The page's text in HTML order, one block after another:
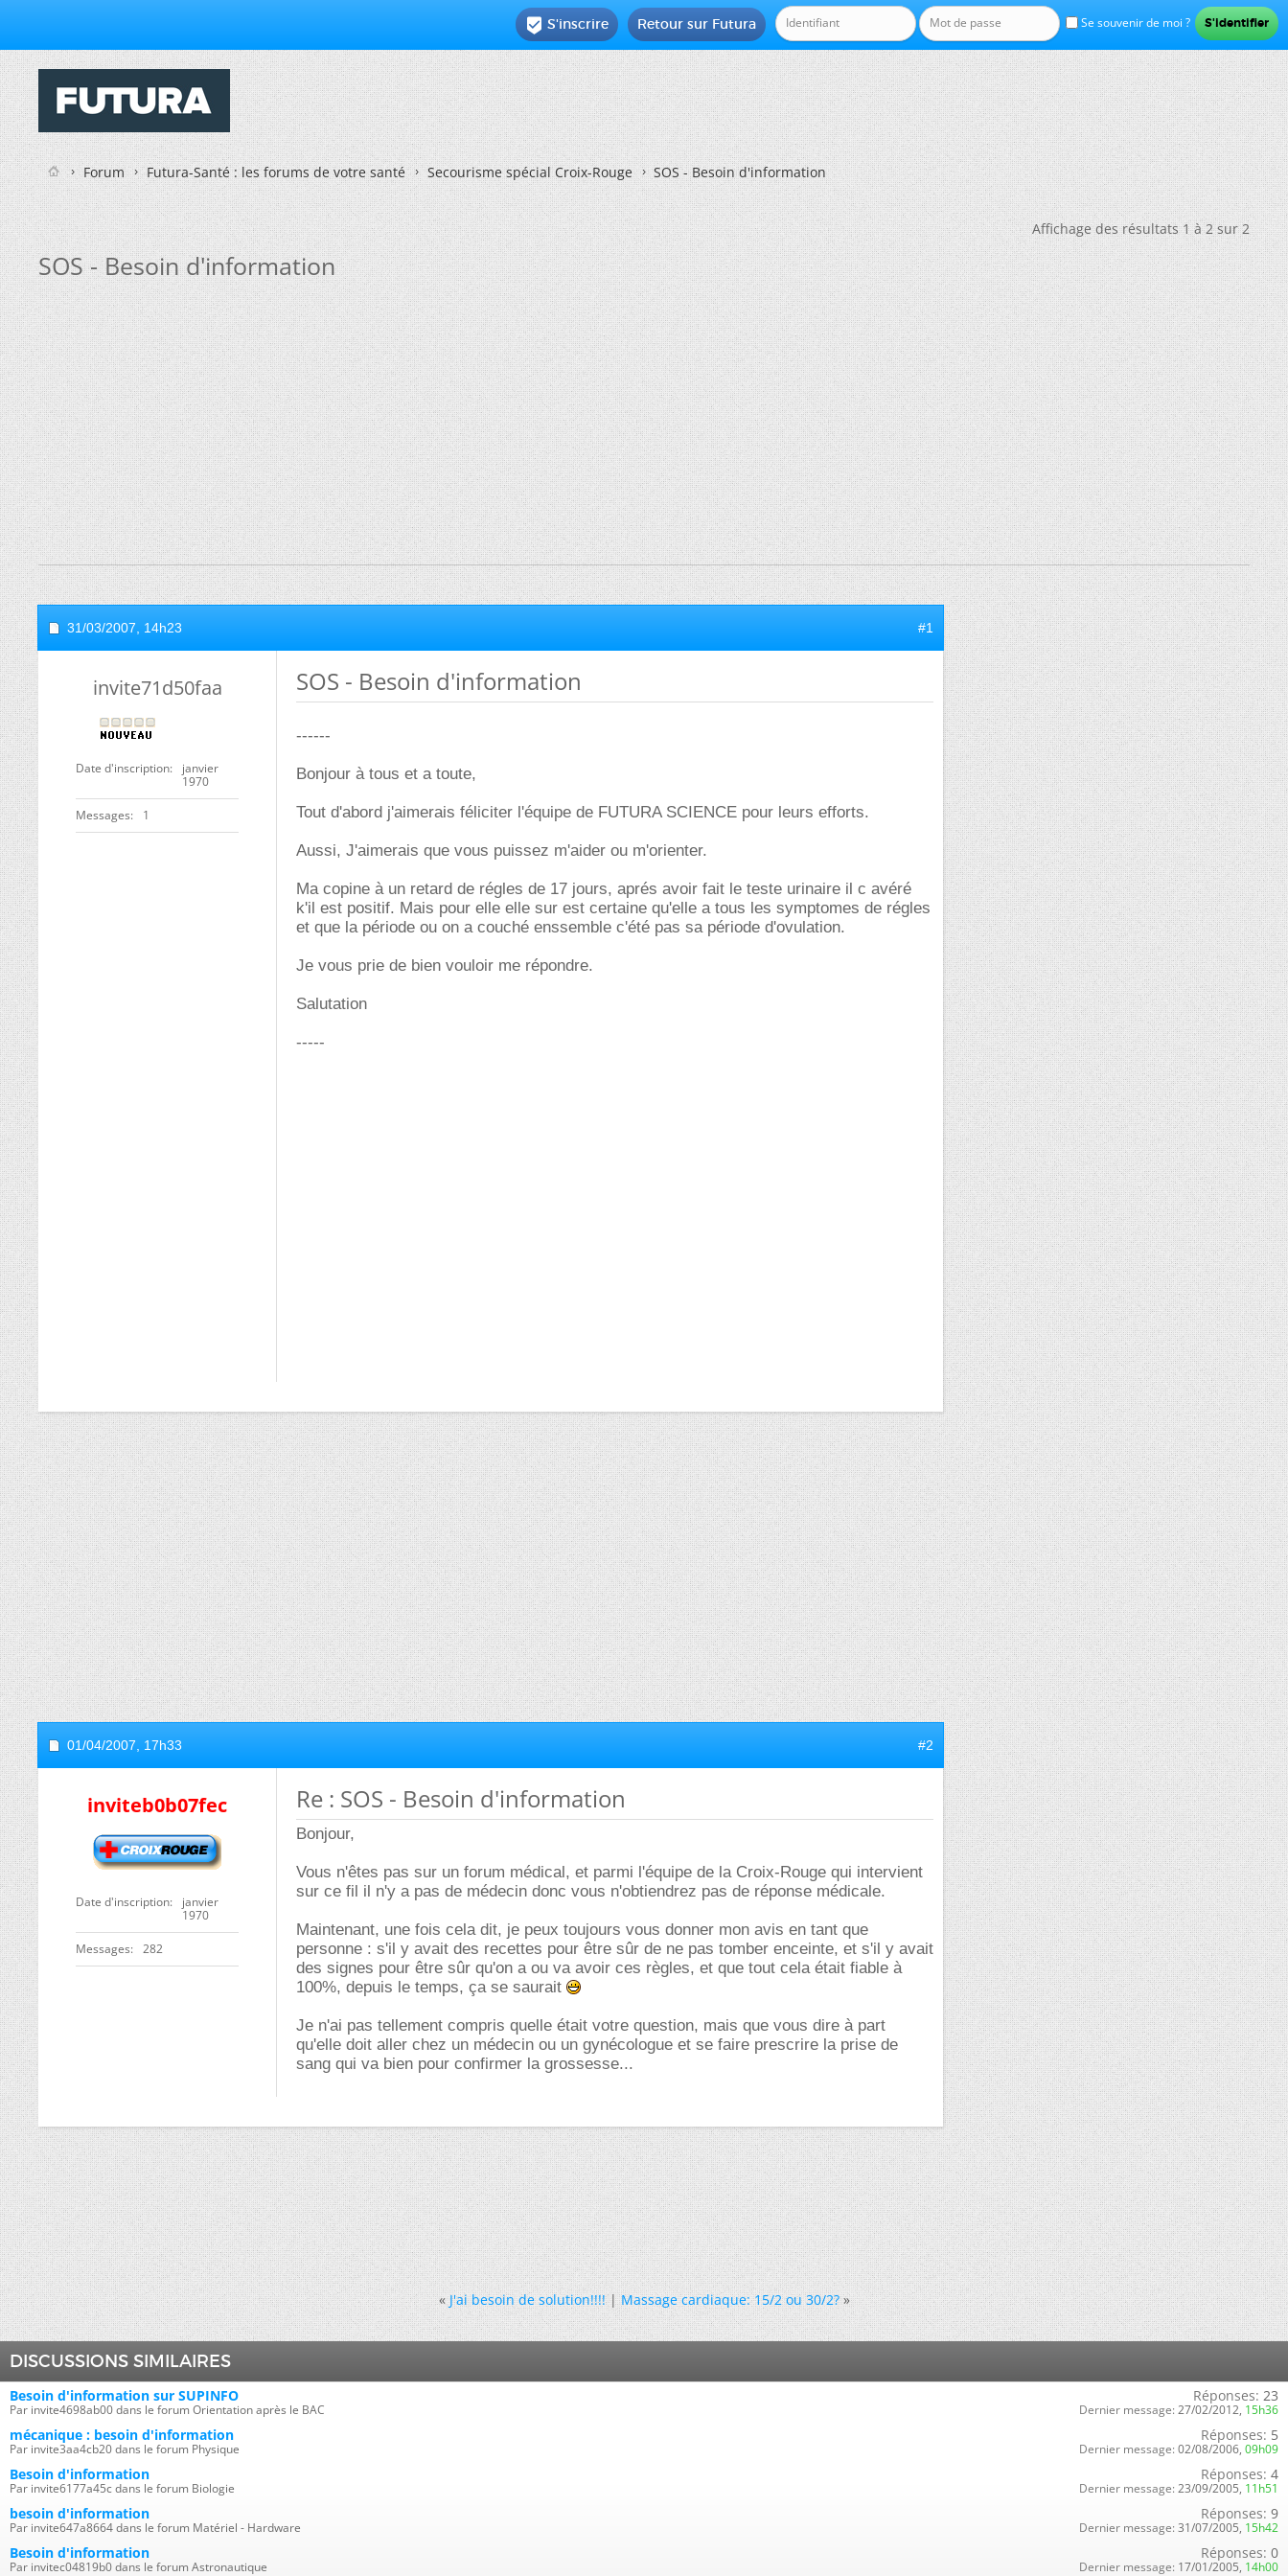
Se souvenir de moi ?
Retour sur Futura
 S'inscrire
Forum Futura-Santé : les forums de votre santé Secourisme spécial Croix-Rouge SOS - Besoin d'information
Affichage des résultats 1 à 2 sur 2
SOS - Besoin d'information
31/03/2007, 14h23 #1
invite71d50faa
Date d'inscription
janvier
1970
Messages 1
SOS - Besoin d'information
------
Bonjour à tous et a toute,
Tout d'abord j'aimerais féliciter l'équipe de FUTURA SCIENCE pour leurs efforts.
Aussi, J'aimerais que vous puissez m'aider ou m'orienter.
Ma copine à un retard de régles de 17 jours, aprés avoir fait le teste urinaire il c avéré
k'il est positif. Mais pour elle elle sur est certaine qu'elle a tous les symptomes de régles
et que la période ou on a couché enssemble c'été pas sa période d'ovulation.
Je vous prie de bien vouloir me répondre.
Salutation
-----
01/04/2007, 17h33 #2
inviteb0b07fec
Date d'inscription
janvier
1970
Messages 282
Re : SOS - Besoin d'information
Bonjour,
Vous n'êtes pas sur un forum médical, et parmi l'équipe de la Croix-Rouge qui intervient
sur ce fil il n'y a pas de médecin donc vous n'obtiendrez pas de réponse médicale.
Maintenant, une fois cela dit, je peux toujours vous donner mon avis en tant que
personne : s'il y avait des recettes pour être sûr de ne pas tomber enceinte, et s'il y avait
des signes pour être sûr qu'on a ou va avoir ces règles, et que tout cela était fiable à
100%, depuis le temps, ça se saurait
Je n'ai pas tellement compris quelle était votre question, mais que vous dire à part
qu'elle doit aller chez un médecin ou un gynécologue et se faire prescrire la prise de
sang qui va bien pour confirmer la grossesse...
« J'ai besoin de solution!!!!|Massage cardiaque: 15/2 ou 30/2? »
DISCUSSIONS SIMILAIRES
Besoin d'information sur SUPINFO
Par invite4698ab00 dans le forum Orientation après le BAC
Réponses: 23
Dernier message: 27/02/2012, 15h36
mécanique : besoin d'information
Par invite3aa4cb20 dans le forum Physique
Réponses: 5
Dernier message: 02/08/2006, 09h09
Besoin d'information
Par invite6177a45c dans le forum Biologie
Réponses: 4
Dernier message: 23/09/2005, 11h51
besoin d'information
Par invite647a8664 dans le forum Matériel - Hardware
Réponses: 9
Dernier message: 31/07/2005, 15h42
Besoin d'information
Par invitec04819b0 dans le forum Astronautique
Réponses: 0
Dernier message: 17/01/2005, 14h00